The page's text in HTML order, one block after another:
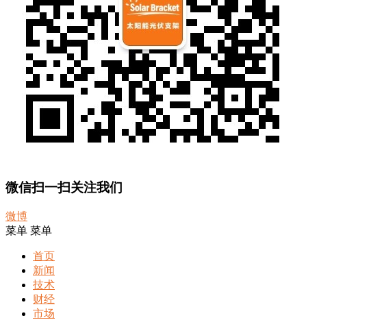
微信扫一扫关注我们
微博
菜单 菜单
首页
新闻
技术
财经
市场